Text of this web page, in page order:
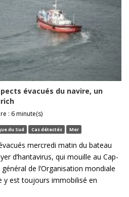
évacués du navire, un
: 6 minute(s)
du Sud Cas détectés Mer
mercredi matin du bateau
d’hantavirus, qui mouille au Cap-
de l’Organisation mondiale
y est toujours immobilisé en